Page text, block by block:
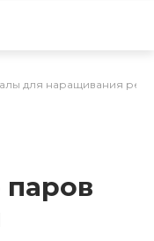
для наращивания
паров